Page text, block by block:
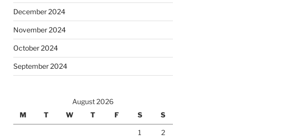
December 2024
November 2024
October 2024
September 2024
August 2026
M
T W T F S S
1
2